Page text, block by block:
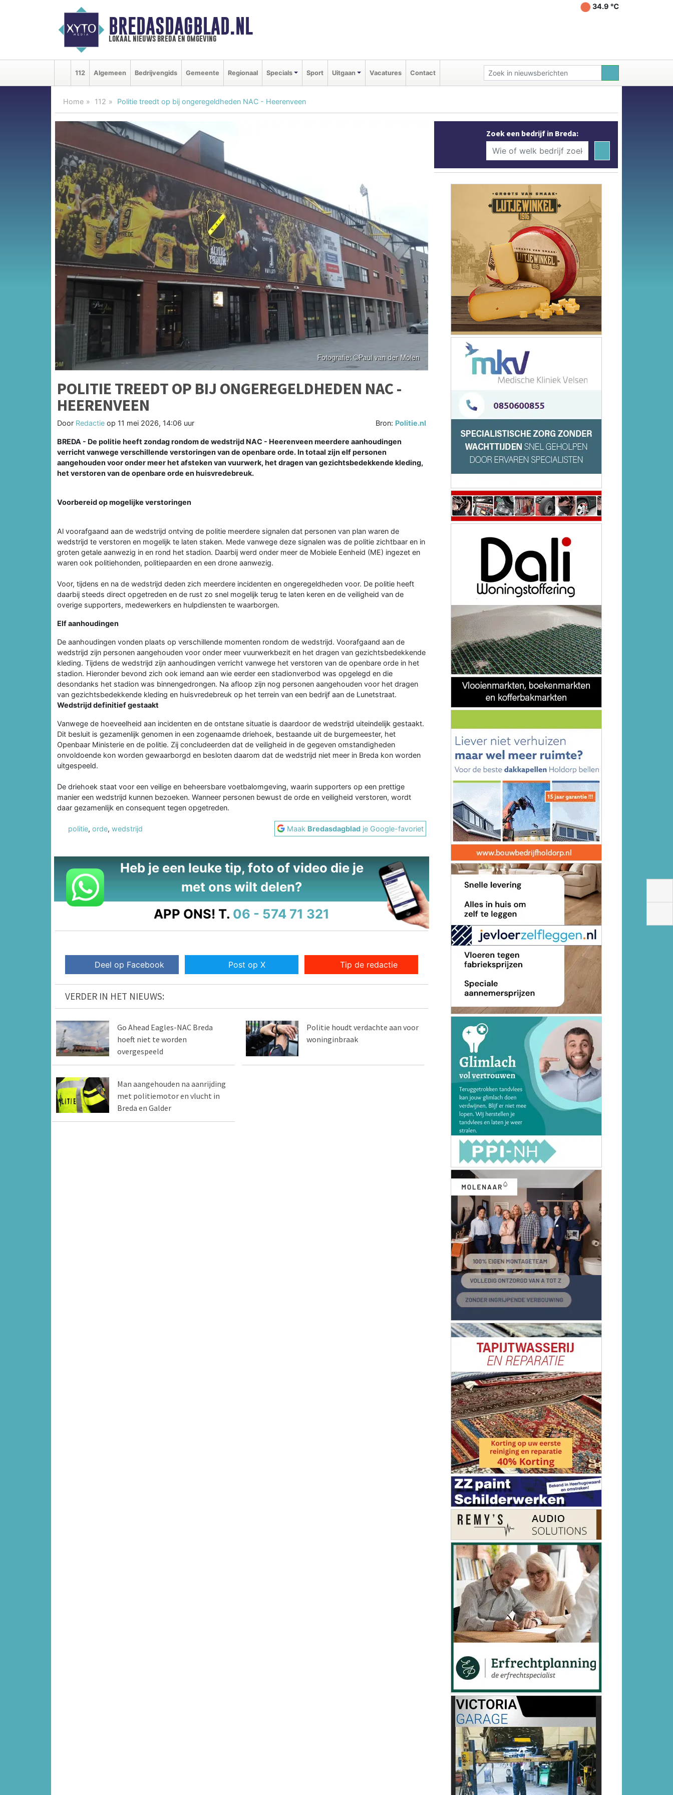
BREDASDAGBLAD.NL
lokaal nieuws breda en omgeving
34.9 ℃
112 Algemeen Bedrijvengids Gemeente Regionaal Specials Sport Uitgaan Vacatures Contact
Home 112 Politie treedt op bij ongeregeldheden NAC - Heerenveen
POLITIE TREEDT OP BIJ ONGEREGELDHEDEN NAC -
HEERENVEEN
Door Redactie op 11 mei 2026, 14:06 uur Bron: Politie.nl
BREDA - De politie heeft zondag rondom de wedstrijd NAC - Heerenveen meerdere aanhoudingen
verricht vanwege verschillende verstoringen van de openbare orde. In totaal zijn elf personen
aangehouden voor onder meer het afsteken van vuurwerk, het dragen van gezichtsbedekkende kleding,
het verstoren van de openbare orde en huisvredebreuk.
Voorbereid op mogelijke verstoringen
Al voorafgaand aan de wedstrijd ontving de politie meerdere signalen dat personen van plan waren de
wedstrijd te verstoren en mogelijk te laten staken. Mede vanwege deze signalen was de politie zichtbaar en in
groten getale aanwezig in en rond het stadion. Daarbij werd onder meer de Mobiele Eenheid (ME) ingezet en
waren ook politiehonden, politiepaarden en een drone aanwezig.
Voor, tijdens en na de wedstrijd deden zich meerdere incidenten en ongeregeldheden voor. De politie heeft
daarbij steeds direct opgetreden en de rust zo snel mogelijk terug te laten keren en de veiligheid van de
overige supporters, medewerkers en hulpdiensten te waarborgen.
Elf aanhoudingen
De aanhoudingen vonden plaats op verschillende momenten rondom de wedstrijd. Voorafgaand aan de
wedstrijd zijn personen aangehouden voor onder meer vuurwerkbezit en het dragen van gezichtsbedekkende
kleding. Tijdens de wedstrijd zijn aanhoudingen verricht vanwege het verstoren van de openbare orde in het
stadion. Hieronder bevond zich ook iemand aan wie eerder een stadionverbod was opgelegd en die
desondanks het stadion was binnengedrongen. Na afloop zijn nog personen aangehouden voor het dragen
van gezichtsbedekkende kleding en huisvredebreuk op het terrein van een bedrijf aan de Lunetstraat.
Wedstrijd definitief gestaakt
Vanwege de hoeveelheid aan incidenten en de ontstane situatie is daardoor de wedstrijd uiteindelijk gestaakt.
Dit besluit is gezamenlijk genomen in een zogenaamde driehoek, bestaande uit de burgemeester, het
Openbaar Ministerie en de politie. Zij concludeerden dat de veiligheid in de gegeven omstandigheden
onvoldoende kon worden gewaarborgd en besloten daarom dat de wedstrijd niet meer in Breda kon worden
uitgespeeld.
De driehoek staat voor een veilige en beheersbare voetbalomgeving, waarin supporters op een prettige
manier een wedstrijd kunnen bezoeken. Wanneer personen bewust de orde en veiligheid verstoren, wordt
daar gezamenlijk en consequent tegen opgetreden.
politie, orde, wedstrijd Maak Bredasdagblad je Google-favoriet
Heb je een leuke tip, foto of video die je
met ons wilt delen?
APP ONS! T. 06 - 574 71 321
Deel op Facebook Post op X Tip de redactie
VERDER IN HET NIEUWS:
Go Ahead Eagles-NAC Breda
hoeft niet te worden
overgespeeld
Politie houdt verdachte aan voor
woninginbraak
Man aangehouden na aanrijding
met politiemotor en vlucht in
Breda en Galder
Zoek een bedrijf in Breda: